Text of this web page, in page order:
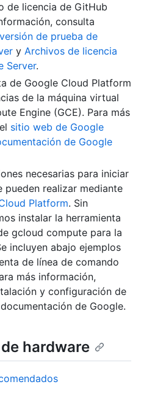
de licencia de GitHub
consulta
de prueba de
y Archivos de licencia
Server.
de Google Cloud Platform
de la máquina virtual
Engine (GCE). Para más
sitio web de Google
de Google
necesarias para iniciar
pueden realizar mediante
Platform. Sin
instalar la herramienta
gcloud compute para la
incluyen abajo ejemplos
de línea de comando
más información,
y configuración de
de Google.
hardware